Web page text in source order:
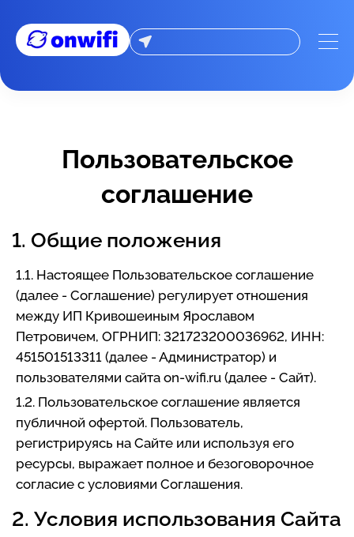
Пользовательское
соглашение
1. Общие положения
1.1. Настоящее Пользовательское соглашение
(далее - Соглашение) регулирует отношения
между ИП Кривошеиным Ярославом
Петровичем, ОГРНИП: 321723200036962, ИНН:
451501513311 (далее - Администратор) и
пользователями сайта on-wifi.ru (далее - Сайт).
1.2. Пользовательское соглашение является
публичной офертой. Пользователь,
регистрируясь на Сайте или используя его
ресурсы, выражает полное и безоговорочное
согласие с условиями Соглашения.
2. Условия использования Сайта